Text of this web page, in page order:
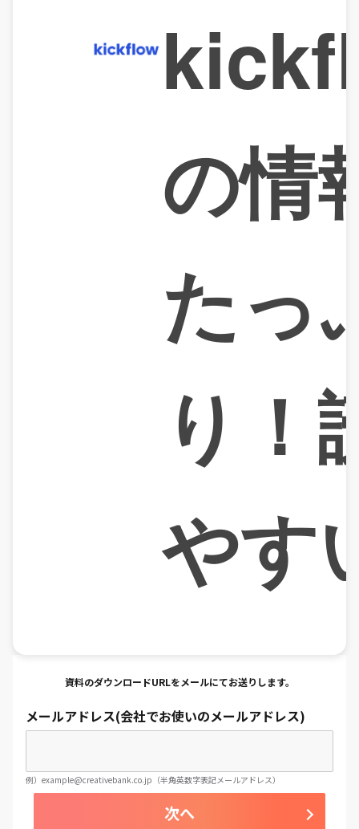
の情
たっ
り！
やす
資料のダウンロードURLをメールにてお送りします。
メールアドレス(会社でお使いのメールアドレス)
例）example@creativebank.co.jp（半角英数字表記メールアドレス）